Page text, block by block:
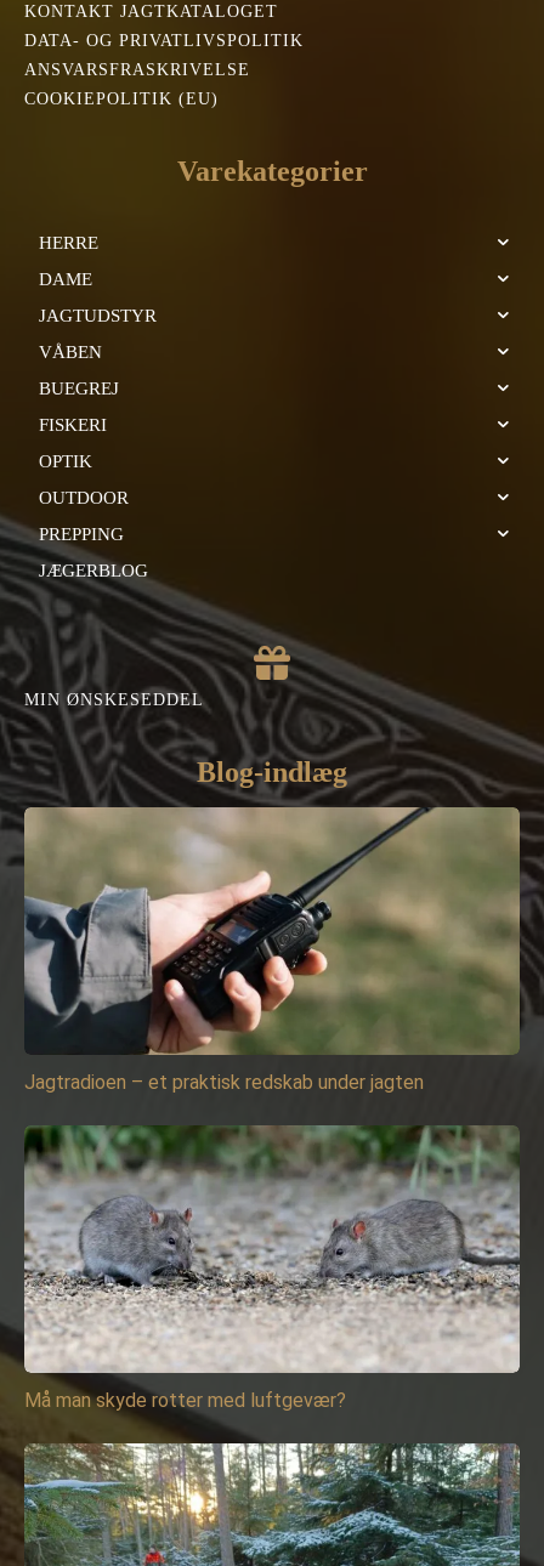
KONTAKT JAGTKATALOGET
DATA- OG PRIVATLIVSPOLITIK
ANSVARSFRASKRIVELSE
COOKIEPOLITIK (EU)
Varekategorier
HERRE
DAME
JAGTUDSTYR
VÅBEN
BUEGREJ
FISKERI
OPTIK
OUTDOOR
PREPPING
JÆGERBLOG
MIN ØNSKESEDDEL
Blog-indlæg
Jagtradioen – et praktisk redskab under jagten
Må man skyde rotter med luftgevær?